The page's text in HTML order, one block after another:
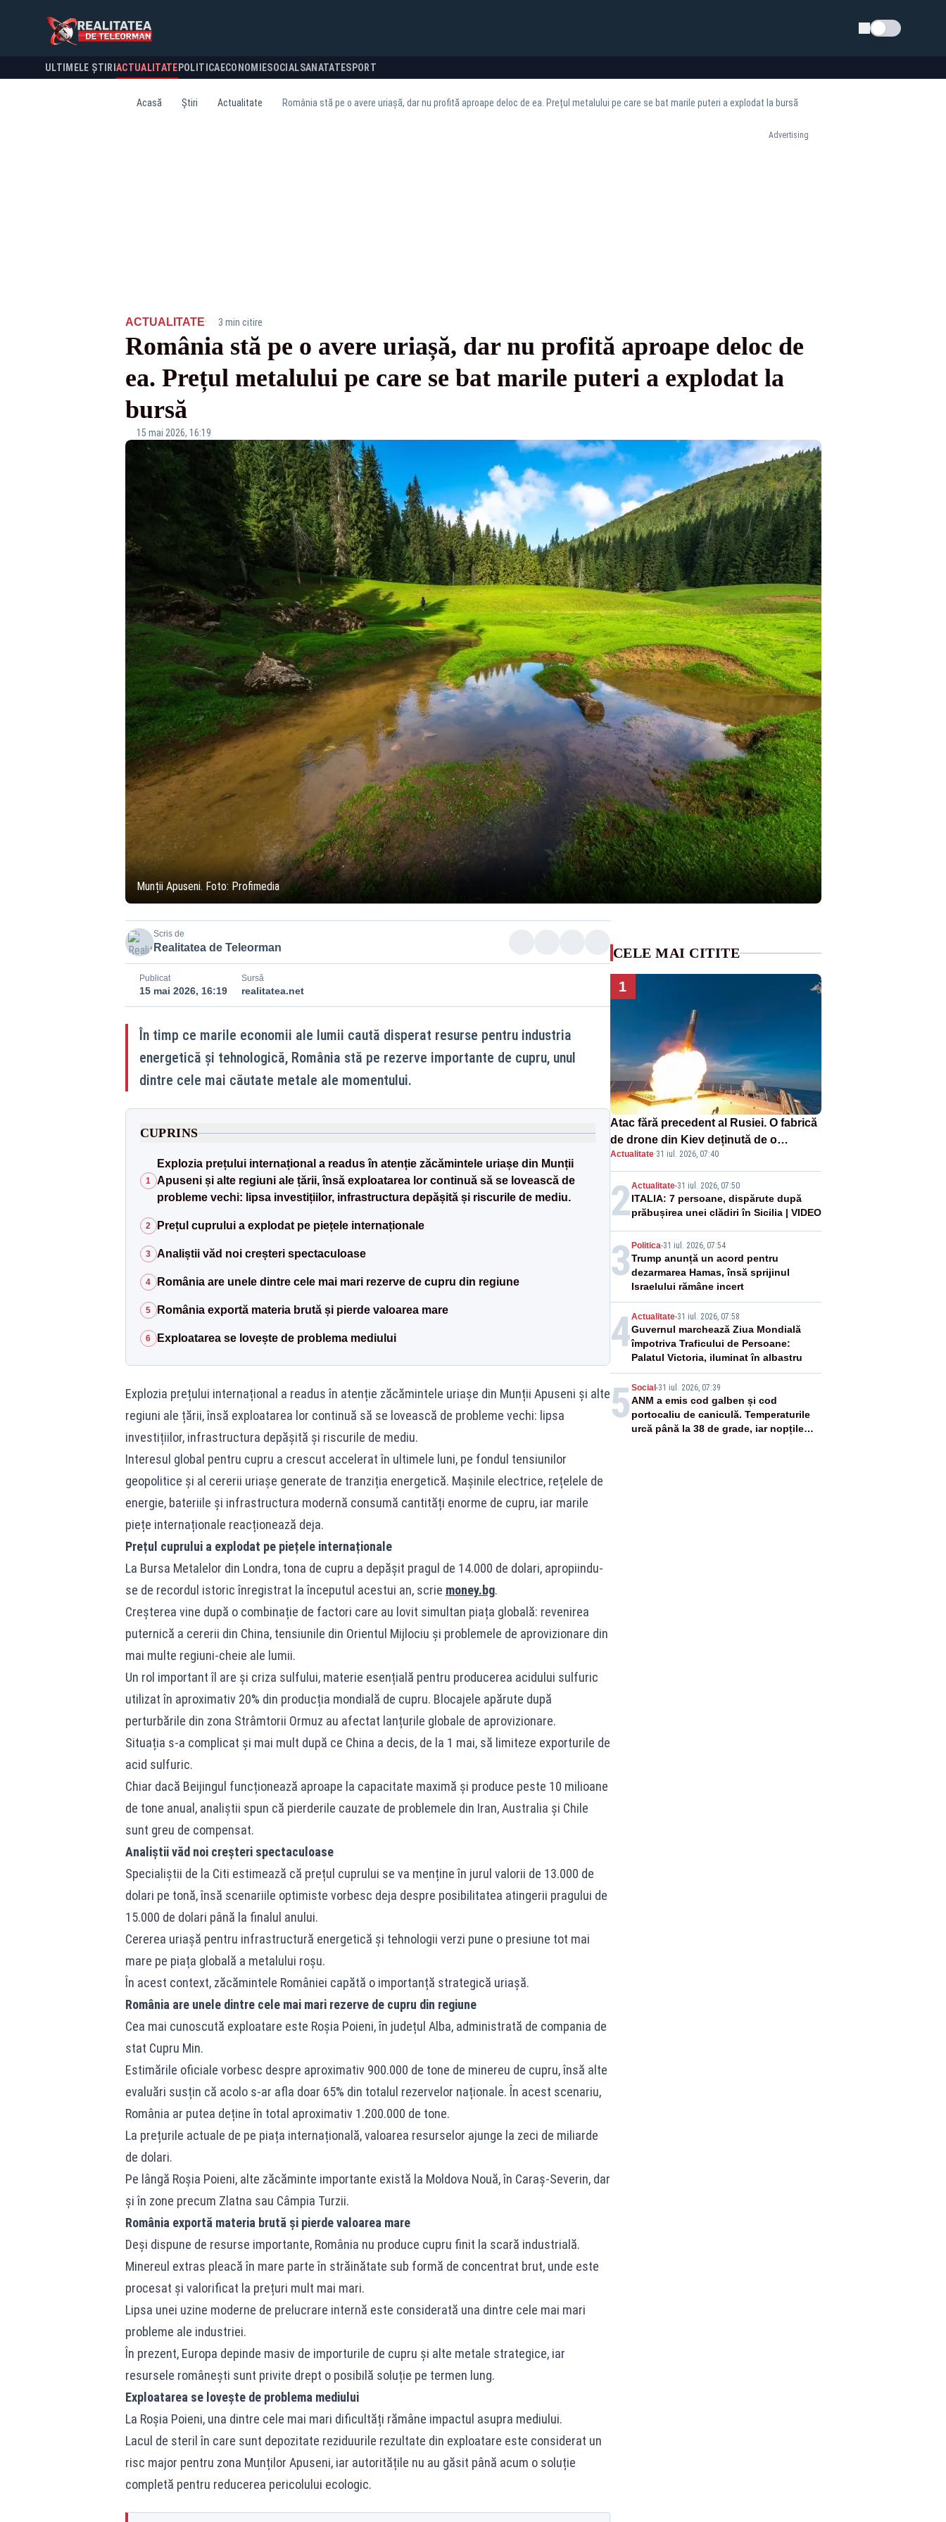
Schimba tema
ULTIMELE ȘTIRI ACTUALITATE POLITICA ECONOMIESOCIALSANATATESPORT
Acasă Știri Actualitate România stă pe o avere uriașă, dar nu profită aproape deloc de ea. Prețul metalului pe care se bat marile puteri a explodat la bursă
Advertising
ACTUALITATE· 3 min citire
România stă pe o avere uriașă, dar nu profită aproape deloc de
ea. Prețul metalului pe care se bat marile puteri a explodat la
bursă
15 mai 2026, 16:19
Munții Apuseni. Foto: Profimedia
Scris de
Realitatea de Teleorman
Publicat
15 mai 2026, 16:19
Sursă
realitatea.net
În timp ce marile economii ale lumii caută disperat resurse pentru industria
energetică și tehnologică, România stă pe rezerve importante de cupru, unul
dintre cele mai căutate metale ale momentului.
CUPRINS
1
Explozia prețului internațional a readus în atenție zăcămintele uriașe din Munții
Apuseni și alte regiuni ale țării, însă exploatarea lor continuă să se lovească de
probleme vechi: lipsa investițiilor, infrastructura depășită și riscurile de mediu.
2 Prețul cuprului a explodat pe piețele internaționale
3 Analiștii văd noi creșteri spectaculoase
4 România are unele dintre cele mai mari rezerve de cupru din regiune
5 România exportă materia brută și pierde valoarea mare
6 Exploatarea se lovește de problema mediului
Explozia prețului internațional a readus în atenție zăcămintele uriașe din Munții Apuseni și alte
regiuni ale țării, însă exploatarea lor continuă să se lovească de probleme vechi: lipsa
investițiilor, infrastructura depășită și riscurile de mediu.
Interesul global pentru cupru a crescut accelerat în ultimele luni, pe fondul tensiunilor
geopolitice și al cererii uriașe generate de tranziția energetică. Mașinile electrice, rețelele de
energie, bateriile și infrastructura modernă consumă cantități enorme de cupru, iar marile
piețe internaționale reacționează deja.
Prețul cuprului a explodat pe piețele internaționale
La Bursa Metalelor din Londra, tona de cupru a depășit pragul de 14.000 de dolari, apropiindu-
se de recordul istoric înregistrat la începutul acestui an, scrie money.bg.
Creșterea vine după o combinație de factori care au lovit simultan piața globală: revenirea
puternică a cererii din China, tensiunile din Orientul Mijlociu și problemele de aprovizionare din
mai multe regiuni-cheie ale lumii.
Un rol important îl are și criza sulfului, materie esențială pentru producerea acidului sulfuric
utilizat în aproximativ 20% din producția mondială de cupru. Blocajele apărute după
perturbările din zona Strâmtorii Ormuz au afectat lanțurile globale de aprovizionare.
Situația s-a complicat și mai mult după ce China a decis, de la 1 mai, să limiteze exporturile de
acid sulfuric.
Chiar dacă Beijingul funcționează aproape la capacitate maximă și produce peste 10 milioane
de tone anual, analiștii spun că pierderile cauzate de problemele din Iran, Australia și Chile
sunt greu de compensat.
Analiștii văd noi creșteri spectaculoase
Specialiștii de la Citi estimează că prețul cuprului se va menține în jurul valorii de 13.000 de
dolari pe tonă, însă scenariile optimiste vorbesc deja despre posibilitatea atingerii pragului de
15.000 de dolari până la finalul anului.
Cererea uriașă pentru infrastructură energetică și tehnologii verzi pune o presiune tot mai
mare pe piața globală a metalului roșu.
În acest context, zăcămintele României capătă o importanță strategică uriașă.
România are unele dintre cele mai mari rezerve de cupru din regiune
Cea mai cunoscută exploatare este Roșia Poieni, în județul Alba, administrată de compania de
stat Cupru Min.
Estimările oficiale vorbesc despre aproximativ 900.000 de tone de minereu de cupru, însă alte
evaluări susțin că acolo s-ar afla doar 65% din totalul rezervelor naționale. În acest scenariu,
România ar putea deține în total aproximativ 1.200.000 de tone.
La prețurile actuale de pe piața internațională, valoarea resurselor ajunge la zeci de miliarde
de dolari.
Pe lângă Roșia Poieni, alte zăcăminte importante există la Moldova Nouă, în Caraș-Severin, dar
și în zone precum Zlatna sau Câmpia Turzii.
România exportă materia brută și pierde valoarea mare
Deși dispune de resurse importante, România nu produce cupru finit la scară industrială.
Minereul extras pleacă în mare parte în străinătate sub formă de concentrat brut, unde este
procesat și valorificat la prețuri mult mai mari.
Lipsa unei uzine moderne de prelucrare internă este considerată una dintre cele mai mari
probleme ale industriei.
În prezent, Europa depinde masiv de importurile de cupru și alte metale strategice, iar
resursele românești sunt privite drept o posibilă soluție pe termen lung.
Exploatarea se lovește de problema mediului
La Roșia Poieni, una dintre cele mai mari dificultăți rămâne impactul asupra mediului.
Lacul de steril în care sunt depozitate reziduurile rezultate din exploatare este considerat un
risc major pentru zona Munților Apuseni, iar autoritățile nu au găsit până acum o soluție
completă pentru reducerea pericolului ecologic.
CELE MAI CITITE
1
Atac fără precedent al Rusiei. O fabrică
de drone din Kiev deținută de o
companie americană, distrusă de o
rachetă rusească
Actualitate·31 iul. 2026, 07:40
2Actualitate-31 iul. 2026, 07:50
ITALIA: 7 persoane, dispărute după
prăbușirea unei clădiri în Sicilia | VIDEO
3 Politica-31 iul. 2026, 07:54
Trump anunță un acord pentru
dezarmarea Hamas, însă sprijinul
Israelului rămâne incert
4Actualitate-31 iul. 2026, 07:58
Guvernul marchează Ziua Mondială
împotriva Traficului de Persoane:
Palatul Victoria, iluminat în albastru
5 Social -31 iul. 2026, 07:39
ANM a emis cod galben și cod
portocaliu de caniculă. Temperaturile
urcă până la 38 de grade, iar nopțile